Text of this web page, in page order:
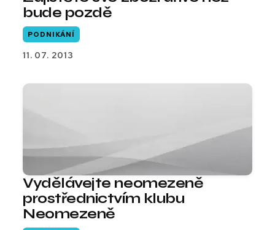
bude pozdě
PODNIKÁNÍ
11. 07. 2013
Vydělávejte neomezeně
prostřednictvím klubu
Neomezeně